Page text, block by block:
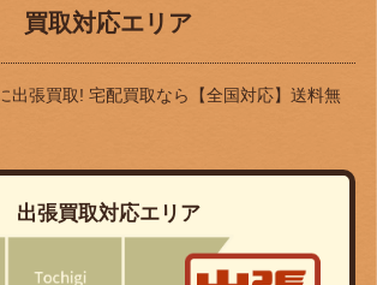
買取対応エリア
出張買取! 宅配買取なら
【全国対応】送料無
出張買取対応エリア